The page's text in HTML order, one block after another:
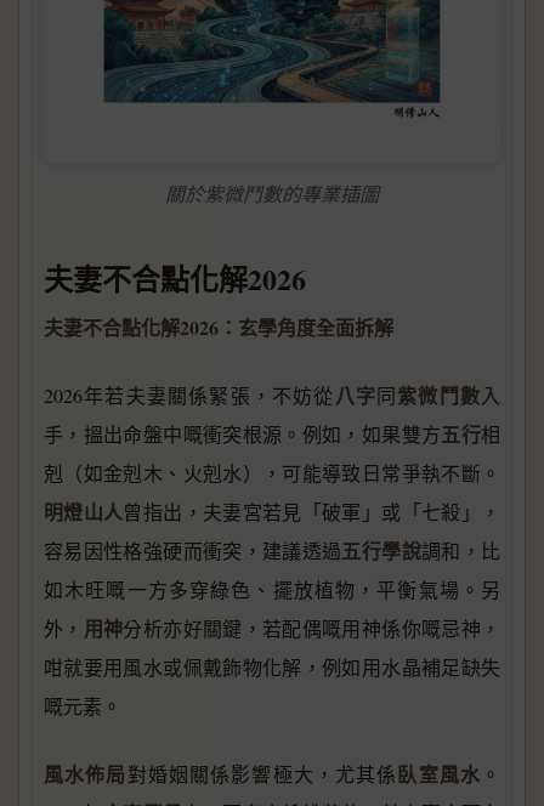
關於紫微鬥數的專業插圖
夫妻不合點化解2026
夫妻不合點化解2026：玄學角度全面拆解
2026年若夫妻關係緊張，不妨從八字同紫微鬥數入
手，搵出命盤中嘅衝突根源。例如，如果雙方五行相
剋（如金剋木、火剋水），可能導致日常爭執不斷。
明燈山人曾指出，夫妻宮若見「破軍」或「七殺」，
容易因性格強硬而衝突，建議透過五行學說調和，比
如木旺嘅一方多穿綠色、擺放植物，平衡氣場。另
外， 用神分析亦好關鍵，若配偶嘅用神係你嘅忌神，
咁就要用風水或佩戴飾物化解，例如用水晶補足缺失
嘅元素。
風水佈局對婚姻關係影響極大，尤其係臥室風水 。